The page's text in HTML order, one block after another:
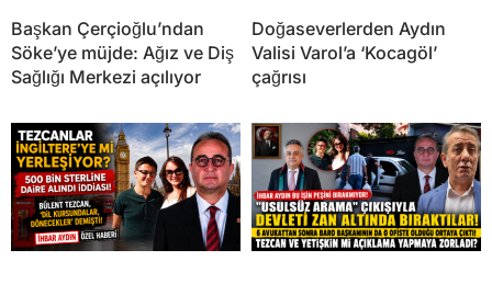
Başkan Çerçioğlu’ndan
Söke’ye müjde: Ağız ve Diş
Sağlığı Merkezi açılıyor
Doğaseverlerden Aydın
Valisi Varol’a ‘Kocagöl’
çağrısı